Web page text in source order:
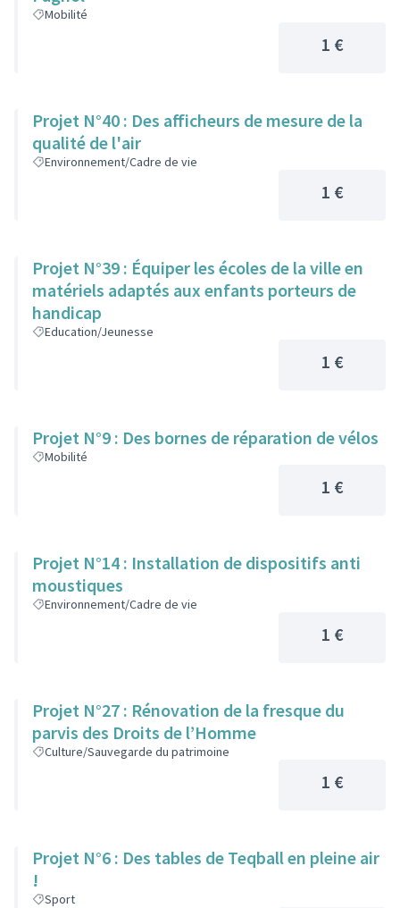
Mobilité
1 €
Projet N°40 : Des afficheurs de mesure de la
qualité de l'air
Environnement/Cadre de vie
1 €
Projet N°39 : Équiper les écoles de la ville en
matériels adaptés aux enfants porteurs de
handicap
Education/Jeunesse
1 €
Projet N°9 : Des bornes de réparation de vélos
Mobilité
1 €
Projet N°14 : Installation de dispositifs anti
moustiques
Environnement/Cadre de vie
1 €
Projet N°27 : Rénovation de la fresque du
parvis des Droits de l’Homme
Culture/Sauvegarde du patrimoine
1 €
Projet N°6 : Des tables de Teqball en pleine air
!
Sport